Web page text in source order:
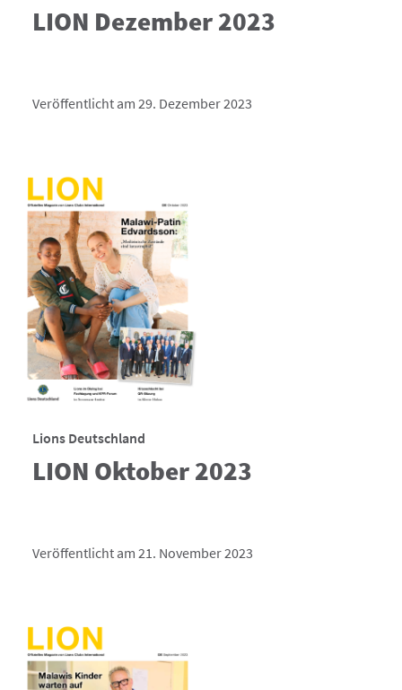
LION Dezember 2023
Veröffentlicht am 29. Dezember 2023
Lions Deutschland
LION Oktober 2023
Veröffentlicht am 21. November 2023